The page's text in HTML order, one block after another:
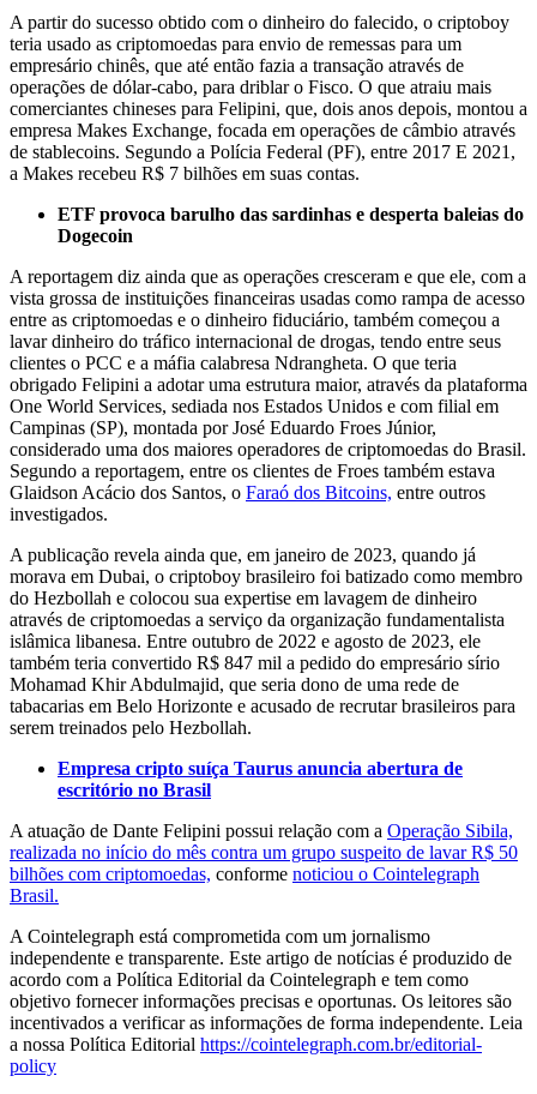
A partir do sucesso obtido com o dinheiro do falecido, o criptoboy
teria usado as criptomoedas para envio de remessas para um
empresário chinês, que até então fazia a transação através de
operações de dólar-cabo, para driblar o Fisco. O que atraiu mais
comerciantes chineses para Felipini, que, dois anos depois, montou a
empresa Makes Exchange, focada em operações de câmbio através
de stablecoins. Segundo a Polícia Federal (PF), entre 2017 E 2021,
a Makes recebeu R$ 7 bilhões em suas contas.
ETF provoca barulho das sardinhas e desperta baleias do
Dogecoin
A reportagem diz ainda que as operações cresceram e que ele, com a
vista grossa de instituições financeiras usadas como rampa de acesso
entre as criptomoedas e o dinheiro fiduciário, também começou a
lavar dinheiro do tráfico internacional de drogas, tendo entre seus
clientes o PCC e a máfia calabresa Ndrangheta. O que teria
obrigado Felipini a adotar uma estrutura maior, através da plataforma
One World Services, sediada nos Estados Unidos e com filial em
Campinas (SP), montada por José Eduardo Froes Júnior,
considerado uma dos maiores operadores de criptomoedas do Brasil.
Segundo a reportagem, entre os clientes de Froes também estava
Glaidson Acácio dos Santos, o Faraó dos Bitcoins, entre outros
investigados.
A publicação revela ainda que, em janeiro de 2023, quando já
morava em Dubai, o criptoboy brasileiro foi batizado como membro
do Hezbollah e colocou sua expertise em lavagem de dinheiro
através de criptomoedas a serviço da organização fundamentalista
islâmica libanesa. Entre outubro de 2022 e agosto de 2023, ele
também teria convertido R$ 847 mil a pedido do empresário sírio
Mohamad Khir Abdulmajid, que seria dono de uma rede de
tabacarias em Belo Horizonte e acusado de recrutar brasileiros para
serem treinados pelo Hezbollah.
Empresa cripto suíça Taurus anuncia abertura de
escritório no Brasil
A atuação de Dante Felipini possui relação com a Operação Sibila,
realizada no início do mês contra um grupo suspeito de lavar R$ 50
bilhões com criptomoedas, conforme noticiou o Cointelegraph
Brasil.
A Cointelegraph está comprometida com um jornalismo
independente e transparente. Este artigo de notícias é produzido de
acordo com a Política Editorial da Cointelegraph e tem como
objetivo fornecer informações precisas e oportunas. Os leitores são
incentivados a verificar as informações de forma independente. Leia
a nossa Política Editorial https://cointelegraph.com.br/editorial-
policy